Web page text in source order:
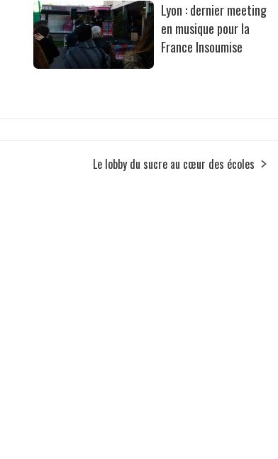
Lyon : dernier meeting
en musique pour la
France Insoumise
Le lobby du sucre au cœur des écoles